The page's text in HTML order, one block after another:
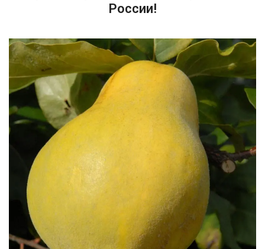
России!